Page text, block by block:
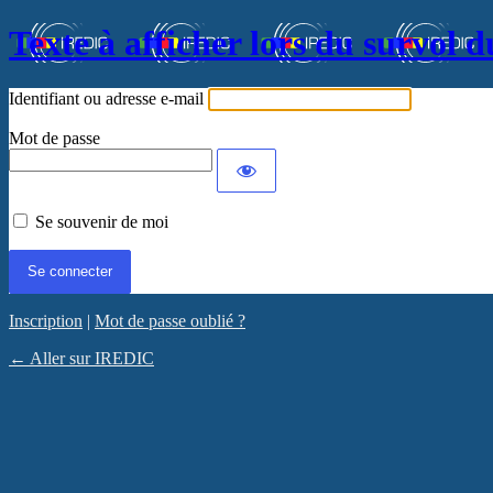
Texte à afficher lors du survol
Identifiant ou adresse e-mail
Mot de passe
Se souvenir de moi
Inscription | Mot de passe oublié ?
← Aller sur IREDIC